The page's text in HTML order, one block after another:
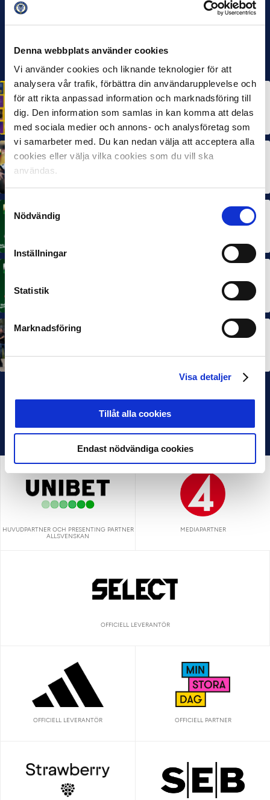
Denna webbplats använder cookies
Vi använder cookies och liknande teknologier för att
analysera vår trafik, förbättra din användarupplevelse och
för att rikta anpassad information och marknadsföring till
dig. Den information som samlas in kan komma att delas
med sociala medier och annons- och analysföretag som
vi samarbeter med. Du kan nedan välja att acceptera alla
cookies eller välja vilka cookies som du vill ska
användas.
Samtyckesval
Nödvändig
Inställningar
Statistik
Marknadsföring
Visa detaljer
Tillåt alla cookies
Endast nödvändiga cookies
HÅLLBARHET
Svensk Elitfotboll lanserar Fotbollseffekten – en
rapport om Sveriges starkaste folkrörelse och
22 JUN 2026
MÅNADENS SPELARE MÅNADENS TRÄNARE
SEF NEXTGEN
22 JUN 2026
HUVUDPARTNER OCH PRESENTING PARTNER
ALLSVENSKAN
MEDIAPARTNER
OFFICIELL LEVERANTÖR
OFFICIELL LEVERANTÖR OFFICIELL PARTNER